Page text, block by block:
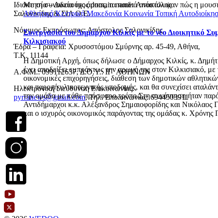
Με τη συνοδεία της άρπας, τα παιδιά ανακάλυψαν πώς η
ΑθλητικάΚεντρική Μακεδονία Κοινωνία Τοπική
Συνεργασία του Δημάρχου Κιλκίς με το νέο Διοικητικό
Κιλκισιακού
Η Δημοτική Αρχή, όπως δήλωσε ο Δήμαρχος Κιλκίς, κ.
έχει αποδείξει εμπράκτως την αρωγή της στον Κιλκισιακό, με
οικονομικές επιχορηγήσεις, διάθεση των δημοτικών
και παροχή υλικοτεχνικής υποδομής, και θα συνεχίσει
την ομάδα με κάθε πρόσφορο τρόπο.Στη συνάντηση ήταν
Αντιδήμαρχοι κ.κ. Αλέξανδρος Σημαιοφορίδης και Νικόλαος
και ο ισχυρός οικονομικός παράγοντας της ομάδας κ. Χρόνης
Ιδιοκτησία – Δικαιούχος domain name: Απόστολος
Σαλονικίδης & ΣΙΑ Ο.Ε.
Νόμιμος Εκπρόσωπος: Απόστολος Σαλονικίδης
Έδρα – Γραφεία: Χρυσοστόμου Σμύρνης αρ. 45-49, Αθήνα,
Τ.Κ. 11144
Α.Φ.Μ.: 099112637, Δ.Ο.Υ.: ΙΓ΄ ΑΘΗΝΩΝ
Ηλεκτρονική διεύθυνση Επικοινωνίας:
pyrranews@gmail.com, Τηλ. Επικοινωνίας: 6944503911